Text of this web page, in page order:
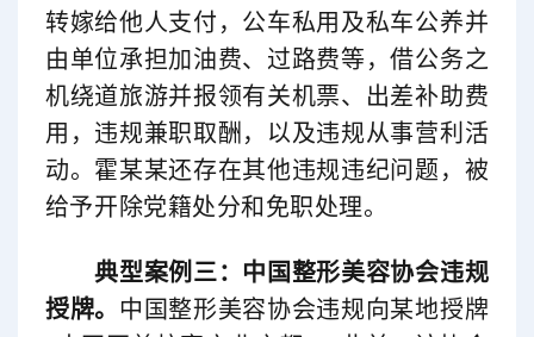
转嫁给他人支付，公车私用及私车公养并
由单位承担加油费、过路费等，借公务之
机绕道旅游并报领有关机票、出差补助费
用，违规兼职取酬，以及违规从事营利活
动。霍某某还存在其他违规违纪问题，被
给予开除党籍处分和免职处理。
典型案例三：中国整形美容协会违规
授牌。 中国整形美容协会违规向某地授牌